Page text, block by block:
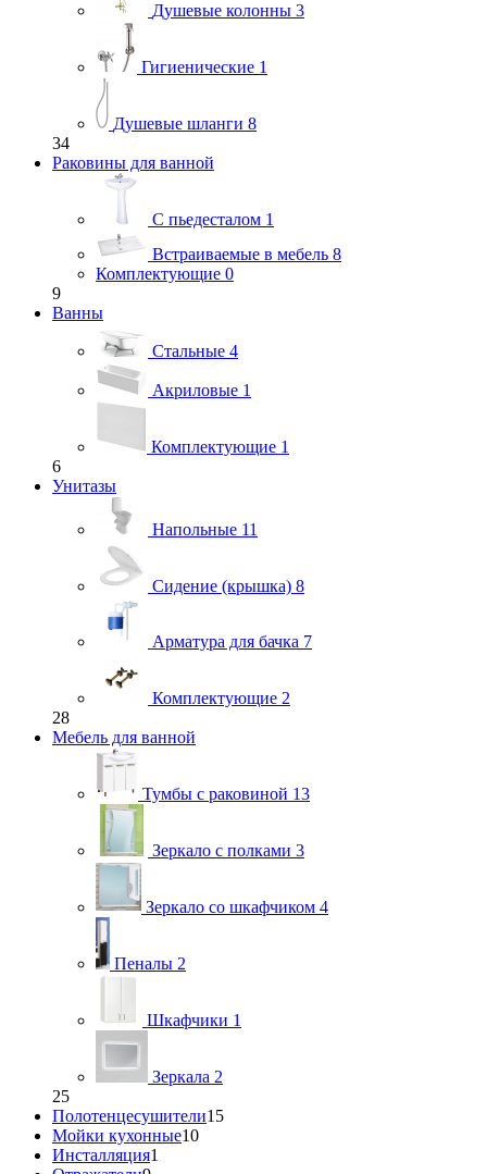
Душевые колонны 3
Гигиенические 1
Душевые шланги 8
34
Раковины для ванной
С пьедесталом 1
Встраиваемые в мебель 8
Комплектующие 0
9
Ванны
Стальные 4
Акриловые 1
Комплектующие 1
6
Унитазы
Напольные 11
Сидение (крышка) 8
Арматура для бачка 7
Комплектующие 2
28
Мебель для ванной
Тумбы с раковиной 13
Зеркало с полками 3
Зеркало со шкафчиком 4
Пеналы 2
Шкафчики 1
Зеркала 2
25
Полотенцесушители15
Мойки кухонные10
Инсталляция1